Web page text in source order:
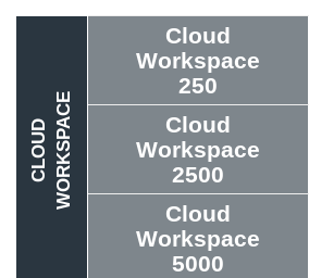
C
L
O
U
D
W
O
R
K
S
P
A
CE
Cloud
Workspace
250
Cloud
Workspace
2500
Cloud
Workspace
5000